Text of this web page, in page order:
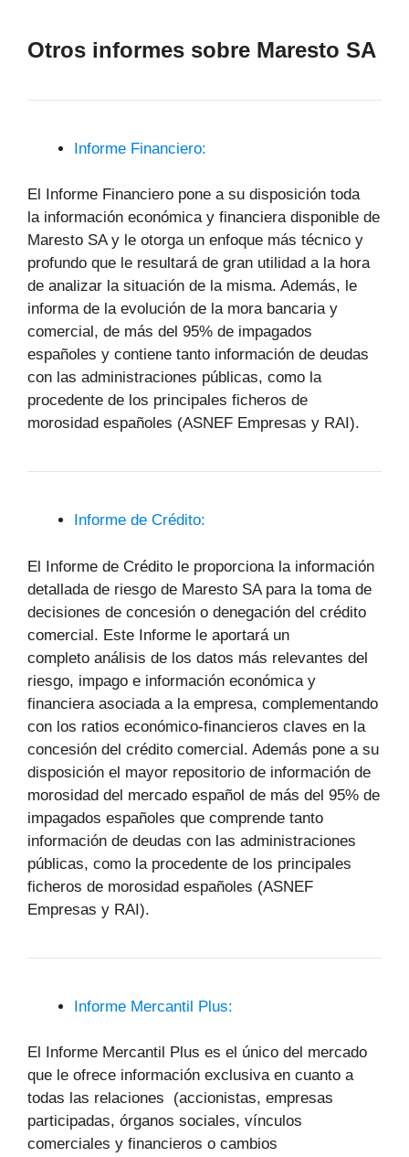
Otros informes sobre Maresto SA
Informe Financiero:
El Informe Financiero pone a su disposición toda
la información económica y financiera disponible de
Maresto SA y le otorga un enfoque más técnico y
profundo que le resultará de gran utilidad a la hora
de analizar la situación de la misma. Además, le
informa de la evolución de la mora bancaria y
comercial, de más del 95% de impagados
españoles y contiene tanto información de deudas
con las administraciones públicas, como la
procedente de los principales ficheros de
morosidad españoles (ASNEF Empresas y RAI).
Informe de Crédito:
El Informe de Crédito le proporciona la información
detallada de riesgo de Maresto SA para la toma de
decisiones de concesión o denegación del crédito
comercial. Este Informe le aportará un
completo análisis de los datos más relevantes del
riesgo, impago e información económica y
financiera asociada a la empresa, complementando
con los ratios económico-financieros claves en la
concesión del crédito comercial. Además pone a su
disposición el mayor repositorio de información de
morosidad del mercado español de más del 95% de
impagados españoles que comprende tanto
información de deudas con las administraciones
públicas, como la procedente de los principales
ficheros de morosidad españoles (ASNEF
Empresas y RAI).
Informe Mercantil Plus:
El Informe Mercantil Plus es el único del mercado
que le ofrece información exclusiva en cuanto a
todas las relaciones (accionistas, empresas
participadas, órganos sociales, vínculos
comerciales y financieros o cambios